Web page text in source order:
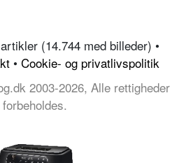
(14.744 med billeder) •
• Cookie- og privatlivspolitik
2003-2026, Alle rettigheder
forbeholdes.